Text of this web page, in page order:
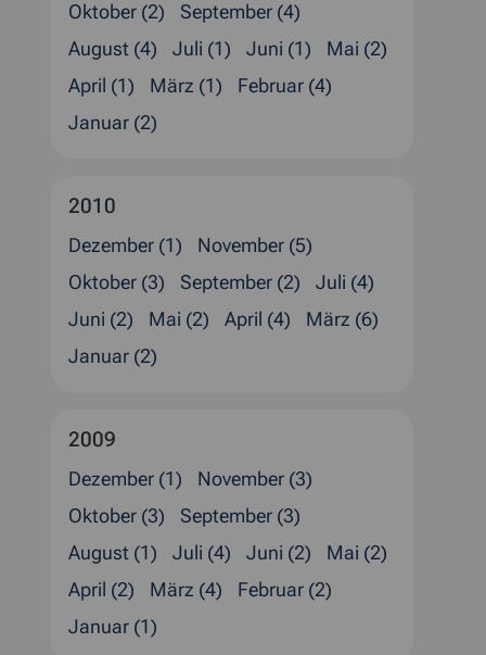
Oktober (2)
September (4)
August (4)
Juli (1) Juni (1)
Mai (2)
April (1)
März (1)
Februar (4)
Januar (2)
2010
Dezember (1)
November (5)
Oktober (3)
September (2)
Juli (4)
Juni (2)
Mai (2) April (4)
März (6)
Januar (2)
2009
Dezember (1)
November (3)
Oktober (3)
September (3)
August (1)
Juli (4) Juni (2)
Mai (2)
April (2)
März (4)
Februar (2)
Januar (1)